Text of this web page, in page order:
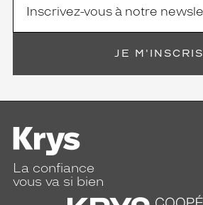
JE M'INSCRIS
La confiance
vous va si bien